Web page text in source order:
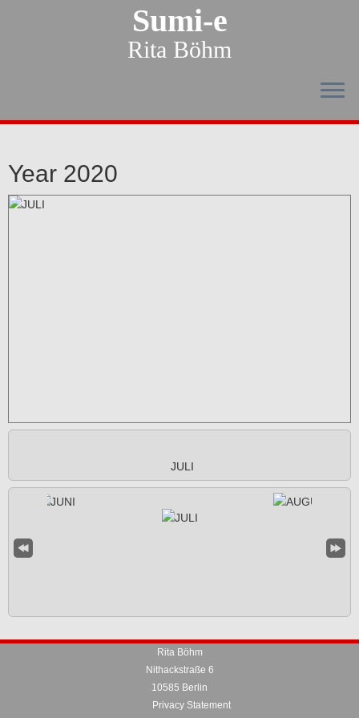
Sumi-e
Rita Böhm
Year 2020
JULI
Rita Böhm
Nithackstraße 6
10585 Berlin
Privacy Statement